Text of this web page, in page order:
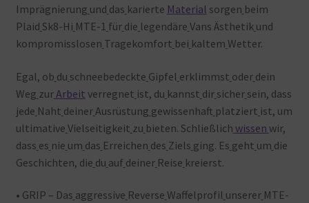
Imprägnierung und das karierte Material sorgen beim
Plaid Sk8-Hi MTE-1 für die legendäre Vans Ästhetik und
kompromisslosen Tragekomfort bei kaltem Wetter.
Egal, ob du schneebedeckte Gipfel erklimmst oder dein
Weg zurArbeit verregnet ist, du kannst dir sicher sein, dass
jede Naht deiner Ausrüstung gewissenhaft platziert ist, um
ultimative Vielseitigkeit zu bieten. Schließlich wissen wir,
dass es nie um das Erreichen des Ziels ging. Es geht um die
Geschichten, die du auf deiner Reise kreierst.
• GRIP – Das aggressive Reverse Waffelprofil unserer MTE-